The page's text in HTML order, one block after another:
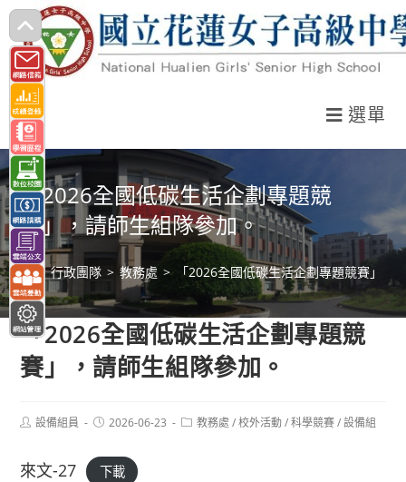
跳
轉
至
主
要
內
容
選單
「2026全國低碳生活企劃專題競
賽」，請師生組隊參加。
> 行政團隊 > 教務處 > 「2026全國低碳生活企劃專題競賽」，
「2026全國低碳生活企劃專題競
賽」，請師生組隊參加。
Post設備組員
Post2026-06-23
Post教務處 / 校外活動 / 科學競賽 / 設備組
來文-27 下載